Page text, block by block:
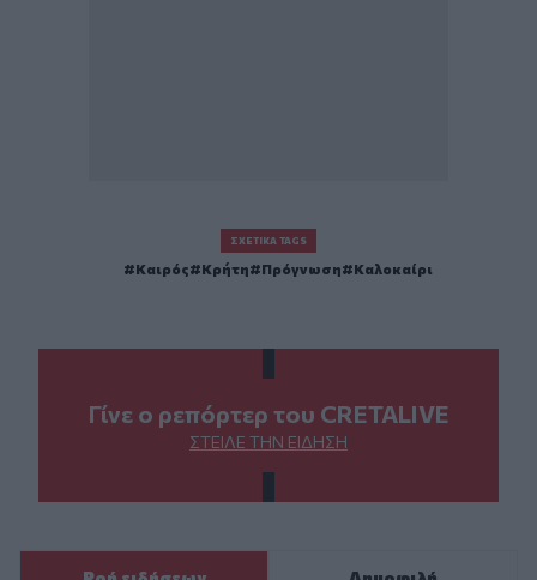
ΣΧΕΤΙΚΆ TAGS
Καιρός Κρήτη Πρόγνωση Καλοκαίρι
Γίνε ο ρεπόρτερ του CRETALIVE
ΣΤΕΊΛΕ ΤΗΝ ΕΊΔΗΣΗ